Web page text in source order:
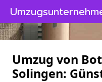
Umzug von
Solingen: